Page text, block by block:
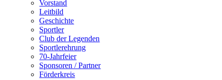
Vorstand
Leitbild
Geschichte
Sportler
Club der Legenden
Sportlerehrung
70-Jahrfeier
Sponsoren / Partner
Förderkreis